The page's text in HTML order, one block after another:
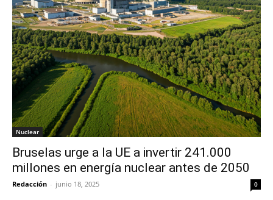
Nuclear
Bruselas urge a la UE a invertir 241.000
millones en energía nuclear antes de 2050
Redacción - junio 18, 2025 0